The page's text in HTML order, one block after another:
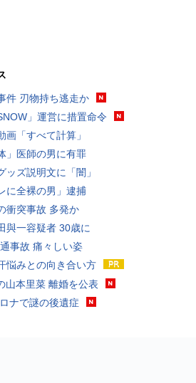
件 刃物持ち逃走か
」運営に措置命令
画「すべて計算」
」医師の男に有罪
ッズ説明文に「闇」
に全裸の男」逮捕
衝突事故 多発か
與一容疑者 30歳に
事故 痛々しい姿
悩みとの向き合い方
山本里菜 離婚を公表
ナで謎の後遺症